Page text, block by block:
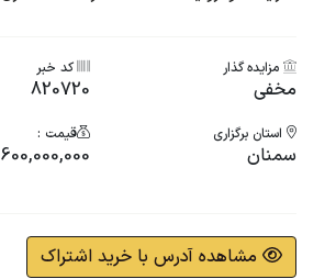
مزایده گذار
مخفی
کد خبر
820720
استان برگزاری
سمنان
قیمت :
600,000,000 تومان
مشاهده آدرس با خرید اشتراک